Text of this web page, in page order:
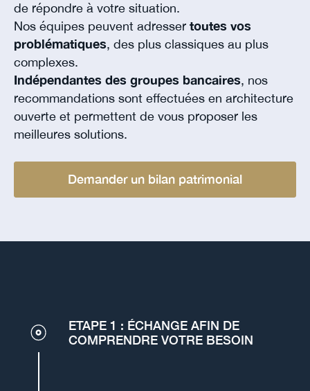
de répondre à votre situation.
Nos équipes peuvent adresser toutes vos
problématiques, des plus classiques au plus
complexes.
Indépendantes des groupes bancaires, nos
recommandations sont effectuées en architecture
ouverte et permettent de vous proposer les
meilleures solutions.
Demander un bilan patrimonial
ETAPE 1 : ÉCHANGE AFIN DE
COMPRENDRE VOTRE BESOIN